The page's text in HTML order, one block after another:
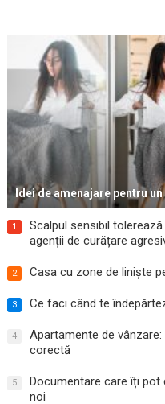
Idei de amenajare pentru
1
Scalpul sensibil
agenții de curățare
2 Casa cu zone de liniște
3 Ce faci când te
4
Apartamente de
corectă
5
Documentare care îți pot
noi